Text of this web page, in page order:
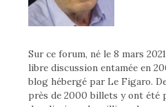
Sur ce forum, né le 8 mars
libre discussion entamée en
blog hébergé par Le Figaro.
près de 2000 billets y ont été